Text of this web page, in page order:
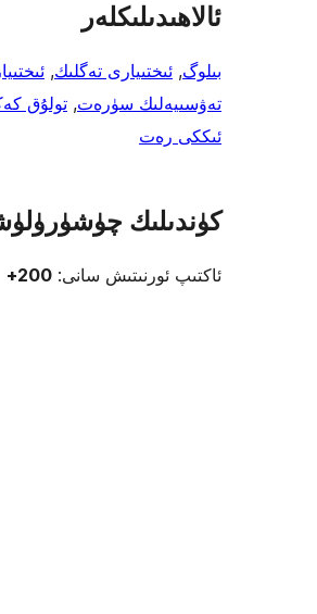
ئالاھىدىلىكلەر
بىلوگ, ئىختىيارى تەگلىك,
تەۋسىيەلىك سۈرەت, تولۇق
ئىككى رەت
كۈندىلىك
ئاكتىپ ئورنىتىش سانى: 200+